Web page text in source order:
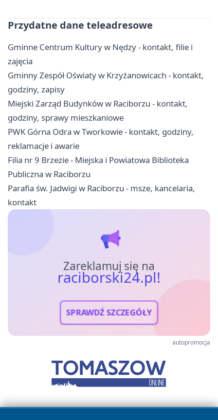
Przydatne dane teleadresowe
Gminne Centrum Kultury w Nędzy - kontakt, filie i
zajęcia
Gminny Zespół Oświaty w Krzyżanowicach - kontakt,
godziny, zapisy
Miejski Zarząd Budynków w Raciborzu - kontakt,
godziny, sprawy mieszkaniowe
PWK Górna Odra w Tworkowie - kontakt, godziny,
reklamacje i awarie
Filia nr 9 Brzezie - Miejska i Powiatowa Biblioteka
Publiczna w Raciborzu
Parafia św. Jadwigi w Raciborzu - msze, kancelaria,
kontakt
Zareklamuj się na
raciborski24.pl!
SPRAWDŹ SZCZEGÓŁY
autopromocja